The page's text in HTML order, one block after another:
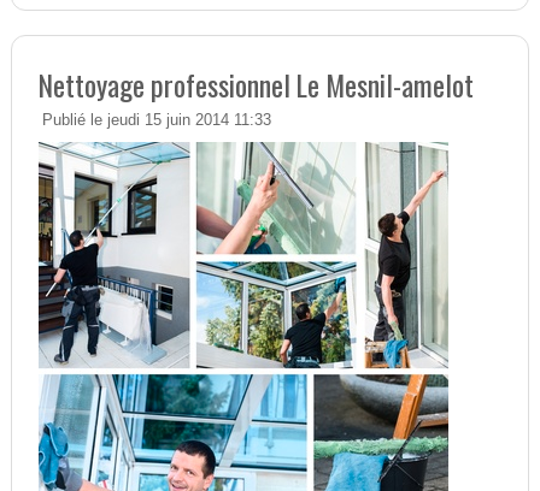
Nettoyage professionnel Le Mesnil-amelot
Publié le jeudi 15 juin 2014 11:33